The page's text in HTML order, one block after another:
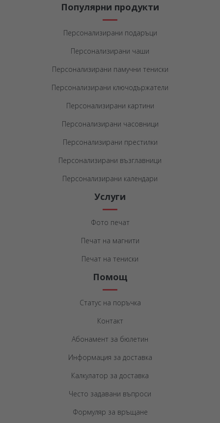
Популярни продукти
Персонализирани подаръци
Персонализирани чаши
Персонализирани памучни тениски
Персонализирани ключодържатели
Персонализирани картини
Персонализирани часовници
Персонализирани престилки
Персонализирани възглавници
Персонализирани календари
Услуги
Фото печат
Печат на магнити
Печат на тениски
Помощ
Статус на поръчка
Контакт
Абонамент за бюлетин
Информация за доставка
Калкулатор за доставка
Често задавани въпроси
Формуляр за връщане